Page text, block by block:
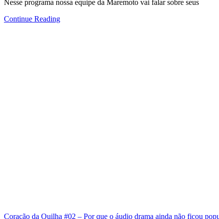
Nesse programa nossa equipe da Maremoto vai falar sobre seus
Continue Reading
Coração da Quilha #02 – Por que o áudio drama ainda não ficou